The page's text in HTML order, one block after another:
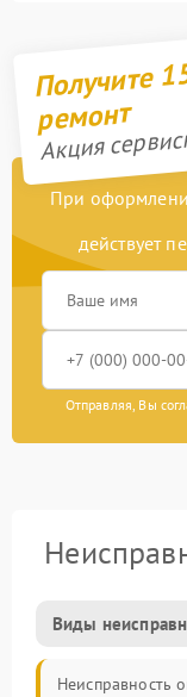
Получите
ремонт
Акция
При
действует
Отправляя, Вы
Виды
Неисправность